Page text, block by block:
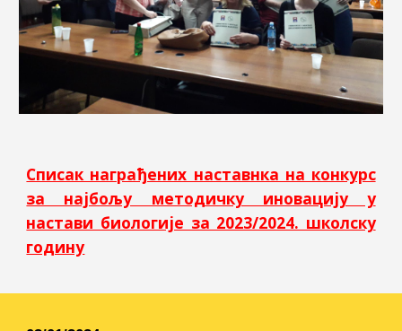
Списак награђених наставнка на конкурс
за најбољу методичку иновацију у
настави биологије за 2023/2024. школску
годину